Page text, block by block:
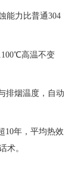
力比普通304
高温不变
烟温度，自动
年，平均热效
术。